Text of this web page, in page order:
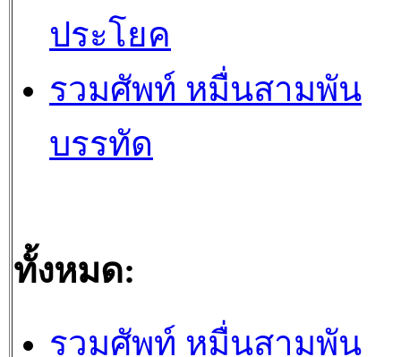
ประโยค
รวมศัพท์ หมื่นสามพัน
บรรทัด
ทั้งหมด:
รวมศัพท์ หมื่นสามพัน